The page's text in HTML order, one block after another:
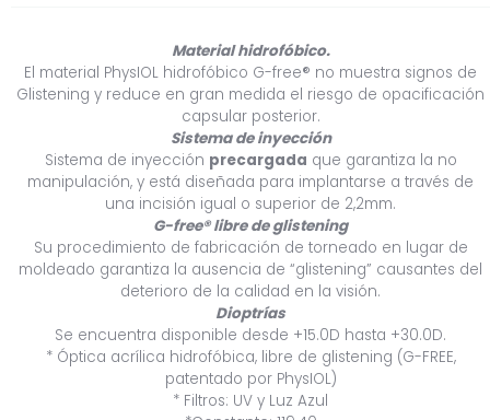
Material hidrofóbico.
El material PhysIOL hidrofóbico G-free® no muestra signos de
Glistening y reduce en gran medida el riesgo de opacificación
capsular posterior.
Sistema de inyección
Sistema de inyección precargada que garantiza la no
manipulación, y está diseñada para implantarse a través de
una incisión igual o superior de 2,2mm.
G-free® libre de glistening
Su procedimiento de fabricación de torneado en lugar de
moldeado garantiza la ausencia de “glistening” causantes del
deterioro de la calidad en la visión.
Dioptrías
Se encuentra disponible desde +15.0D hasta +30.0D.
* Óptica acrílica hidrofóbica, libre de glistening (G-FREE,
patentado por PhysIOL)
* Filtros: UV y Luz Azul